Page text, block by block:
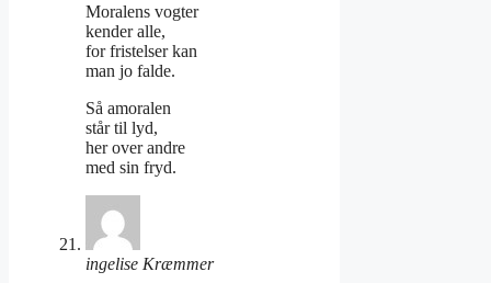
Moralens vogter
kender alle,
for fristelser kan
man jo falde.
Så amoralen
står til lyd,
her over andre
med sin fryd.
ingelise Kræmmer